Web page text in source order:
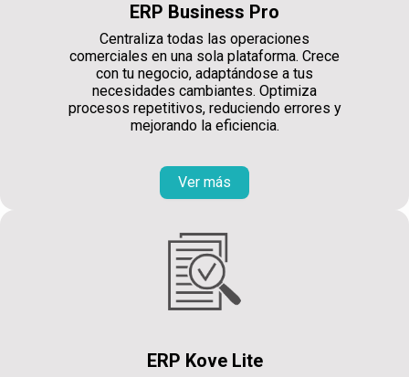
ERP Business Pro
Centraliza todas las operaciones
comerciales en una sola plataforma. Crece
con tu negocio, adaptándose a tus
necesidades cambiantes. Optimiza
procesos repetitivos, reduciendo errores y
mejorando la eficiencia.
Ver más
ERP Kove Lite